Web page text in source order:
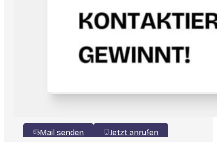
Mail senden Jetzt anrufen